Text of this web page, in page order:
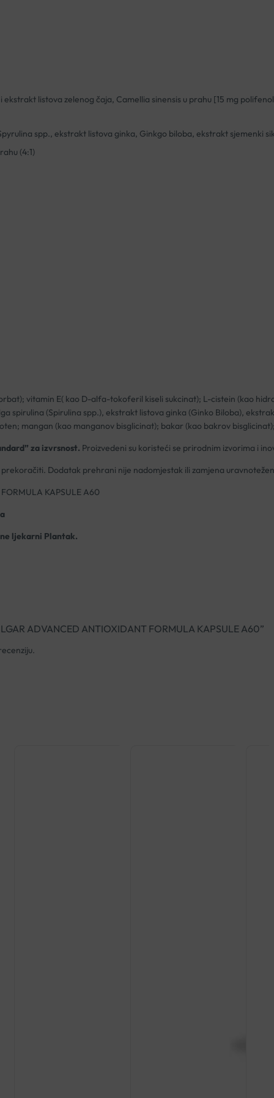
listova zelenog čaja, Camellia sinensis u prahu [15 mg
spp., ekstrakt listova ginka, Ginkgo biloba, ekstrakt sjemenki
(4:1)
vitamin E( kao D-alfa-tokoferil kiseli sukcinat); L-cistein (kao
spirulina (Spirulina spp.), ekstrakt listova ginka (Ginko Biloba),
mangan (kao manganov bisglicinat); bakar (kao bakrov
za izvrsnost. Proizvedeni su koristeći se prirodnim izvorima i
Dodatak prehrani nije nadomjestak ili zamjena
KAPSULE A60
ljekarni Plantak.
ADVANCED ANTIOXIDANT FORMULA KAPSULE A60”